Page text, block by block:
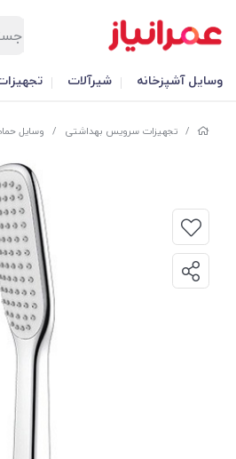
وسایل آشپزخانه شیرآلات
/ تجهیزات سرویس بهداشتی / وسایل